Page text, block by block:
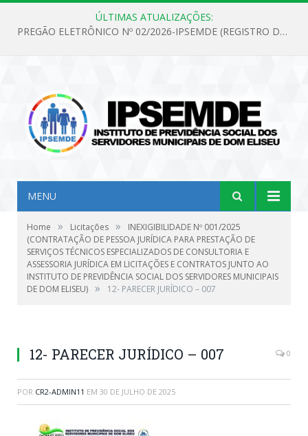
ÚLTIMAS ATUALIZAÇÕES:
PREGÃO ELETRÔNICO Nº 02/2026-IPSEMDE (REGISTRO DE PREÇOS PARA FUTURA E EVENTUAL AQUISIÇÃO DE MATERIAL DE LIMPEZA E GÊNEROS ALIMENTÍCIOS PARA ATENDER AS NECESSIDADES DO INSTITUTO DE PREVIDÊNCIA SOCIAL DOS SERVIDORES MUNICIPAIS DE DOM ELISEU.)
MENU
Home » Licitações »
INEXIGIBILIDADE Nº 001/2025
(CONTRATAÇÃO DE PESSOA JURÍDICA PARA PRESTAÇÃO DE
SERVIÇOS TÉCNICOS ESPECIALIZADOS DE CONSULTORIA E
ASSESSORIA JURÍDICA EM LICITAÇÕES E CONTRATOS JUNTO AO
INSTITUTO DE PREVIDÊNCIA SOCIAL DOS SERVIDORES MUNICIPAIS
DE DOM ELISEU) » 12- PARECER JURÍDICO – 007
12- PARECER JURÍDICO – 007 0
POR CR2-ADMIN11 EM 30 DE JULHO DE 2025